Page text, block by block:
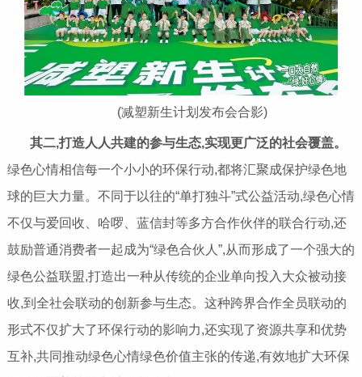
(减塑新生计划发布会合影)
其二,打造人人共建的参与生态,实现更广泛的社会覆盖。
绿色心情相信每一个小小的环保行动,都将汇聚成保护绿色地
球的巨大力量。不同于以往的“单打独斗”式公益活动,绿色心情
不仅与爱回收、哈啰、蓝信封等多方合作伙伴的联合行动,还
鼓励普通消费者一起成为“绿色合伙人”,从而形成了一个强大的
绿色公益联盟,打造出一种从传统的企业单向投入大众被动接
收,到全社会联动的创新参与生态。这种跨界合作全员联动的
形式不仅扩大了环保行动的影响力,还实现了资源共享和优势
互补,共同推动绿色心情绿色价值主张的传递,有效地扩大环保